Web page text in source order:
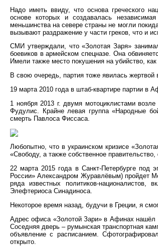
Надо иметь ввиду, что основа греческого
основе которых и создавалась
меньшинства на севере страны не могли
вызывают раздражение у части греков, что и
СМИ утверждали, что «Золотая Заря»
боевиков в армейском спецназе. Она
Имели также место покушения на убийство,
В свою очередь, партия тоже явилась жертвой
19 марта 2010 года в штаб-квартире партии в
1 ноября 2013 г. двумя мотоциклистами
Фудулис. Крайне левая группа «Народные
смерть Павлоса Фиссаса.
Любопытно, что в украинском кризисе
«Свободу, а также собственное
22 марта 2015 года в Санкт-Петербурге под
России» Александром Журавлёвым) пройдет
ряда известных политиков-националистов,
Элефтериоса Синадиноса.
Некоторое время назад, будучи в Греции, я
Адрес офиса «Золотой Зари» в Афинах нашёл
Соседняя дверь – румынская транспортная
объявление с расписанием.
открыто.